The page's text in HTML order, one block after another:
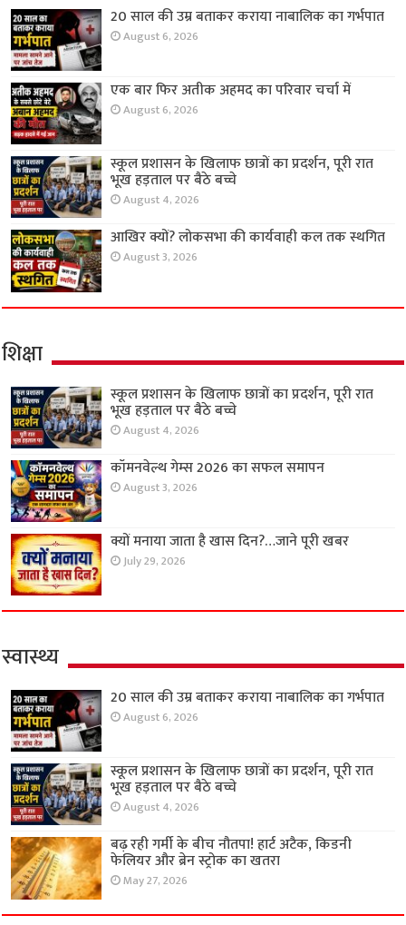
20 साल की उम्र बताकर कराया नाबालिक का गर्भपात
August 6, 2026
एक बार फिर अतीक अहमद का परिवार चर्चा में
August 6, 2026
स्कूल प्रशासन के खिलाफ छात्रों का प्रदर्शन, पूरी रात
भूख हड़ताल पर बैठे बच्चे
August 4, 2026
आखिर क्यों? लोकसभा की कार्यवाही कल तक स्थगित
August 3, 2026
शिक्षा
स्कूल प्रशासन के खिलाफ छात्रों का प्रदर्शन, पूरी रात
भूख हड़ताल पर बैठे बच्चे
August 4, 2026
कॉमनवेल्थ गेम्स 2026 का सफल समापन
August 3, 2026
क्यों मनाया जाता है खास दिन?…जाने पूरी खबर
July 29, 2026
स्वास्थ्य
20 साल की उम्र बताकर कराया नाबालिक का गर्भपात
August 6, 2026
स्कूल प्रशासन के खिलाफ छात्रों का प्रदर्शन, पूरी रात
भूख हड़ताल पर बैठे बच्चे
August 4, 2026
बढ़ रही गर्मी के बीच नौतपा! हार्ट अटैक, किडनी
फेलियर और ब्रेन स्ट्रोक का खतरा
May 27, 2026